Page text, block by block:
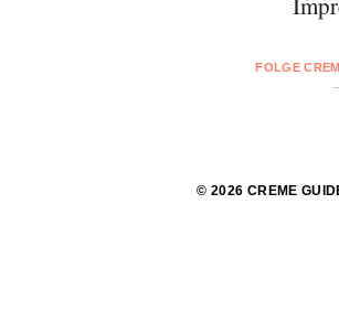
FOLGE
© 2026 CREME